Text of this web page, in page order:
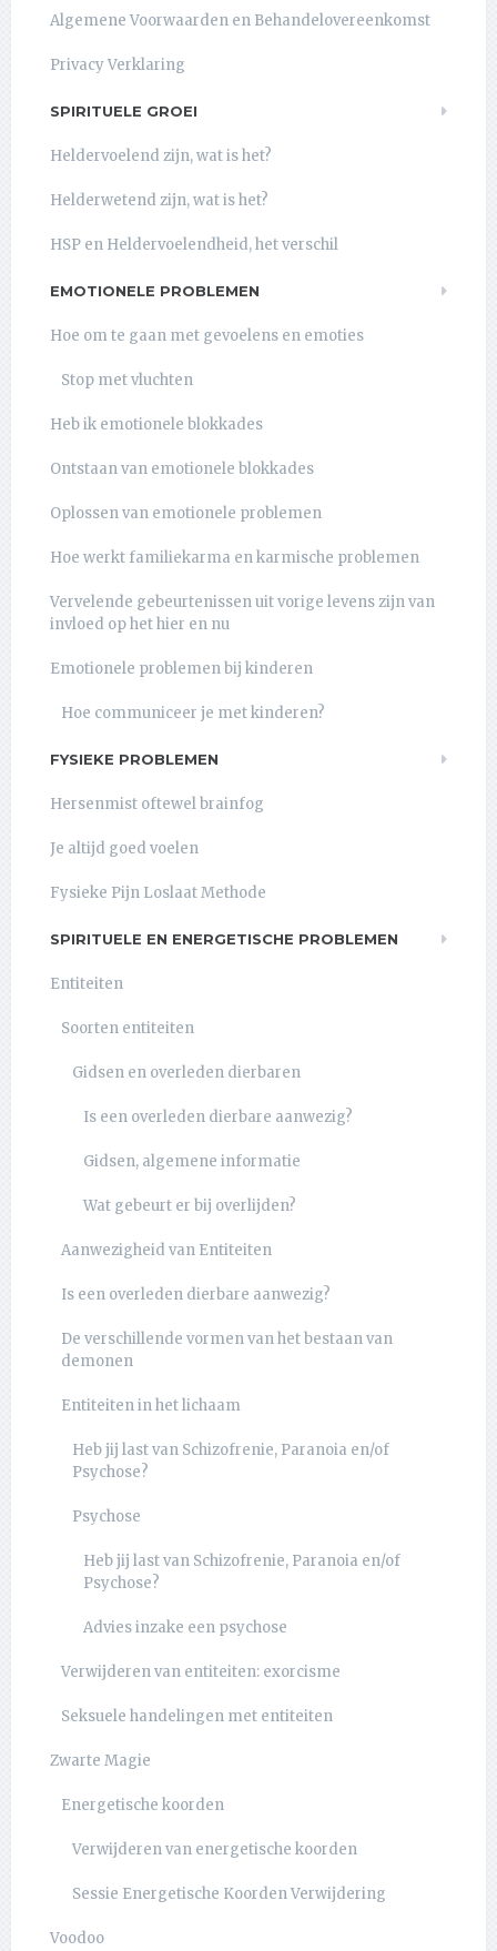
Algemene Voorwaarden en Behandelovereenkomst
Privacy Verklaring
SPIRITUELE GROEI
Heldervoelend zijn, wat is het?
Helderwetend zijn, wat is het?
HSP en Heldervoelendheid, het verschil
EMOTIONELE PROBLEMEN
Hoe om te gaan met gevoelens en emoties
Stop met vluchten
Heb ik emotionele blokkades
Ontstaan van emotionele blokkades
Oplossen van emotionele problemen
Hoe werkt familiekarma en karmische problemen
Vervelende gebeurtenissen uit vorige levens zijn van
invloed op het hier en nu
Emotionele problemen bij kinderen
Hoe communiceer je met kinderen?
FYSIEKE PROBLEMEN
Hersenmist oftewel brainfog
Je altijd goed voelen
Fysieke Pijn Loslaat Methode
SPIRITUELE EN ENERGETISCHE PROBLEMEN
Entiteiten
Soorten entiteiten
Gidsen en overleden dierbaren
Is een overleden dierbare aanwezig?
Gidsen, algemene informatie
Wat gebeurt er bij overlijden?
Aanwezigheid van Entiteiten
Is een overleden dierbare aanwezig?
De verschillende vormen van het bestaan van
demonen
Entiteiten in het lichaam
Heb jij last van Schizofrenie, Paranoia en/of
Psychose?
Psychose
Heb jij last van Schizofrenie, Paranoia en/of
Psychose?
Advies inzake een psychose
Verwijderen van entiteiten: exorcisme
Seksuele handelingen met entiteiten
Zwarte Magie
Energetische koorden
Verwijderen van energetische koorden
Sessie Energetische Koorden Verwijdering
Voodoo